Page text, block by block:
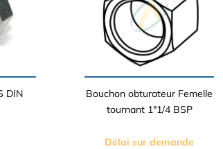
DIN
Bouchon obturateur Femelle
tournant 1"1/4 BSP
Délai sur demande